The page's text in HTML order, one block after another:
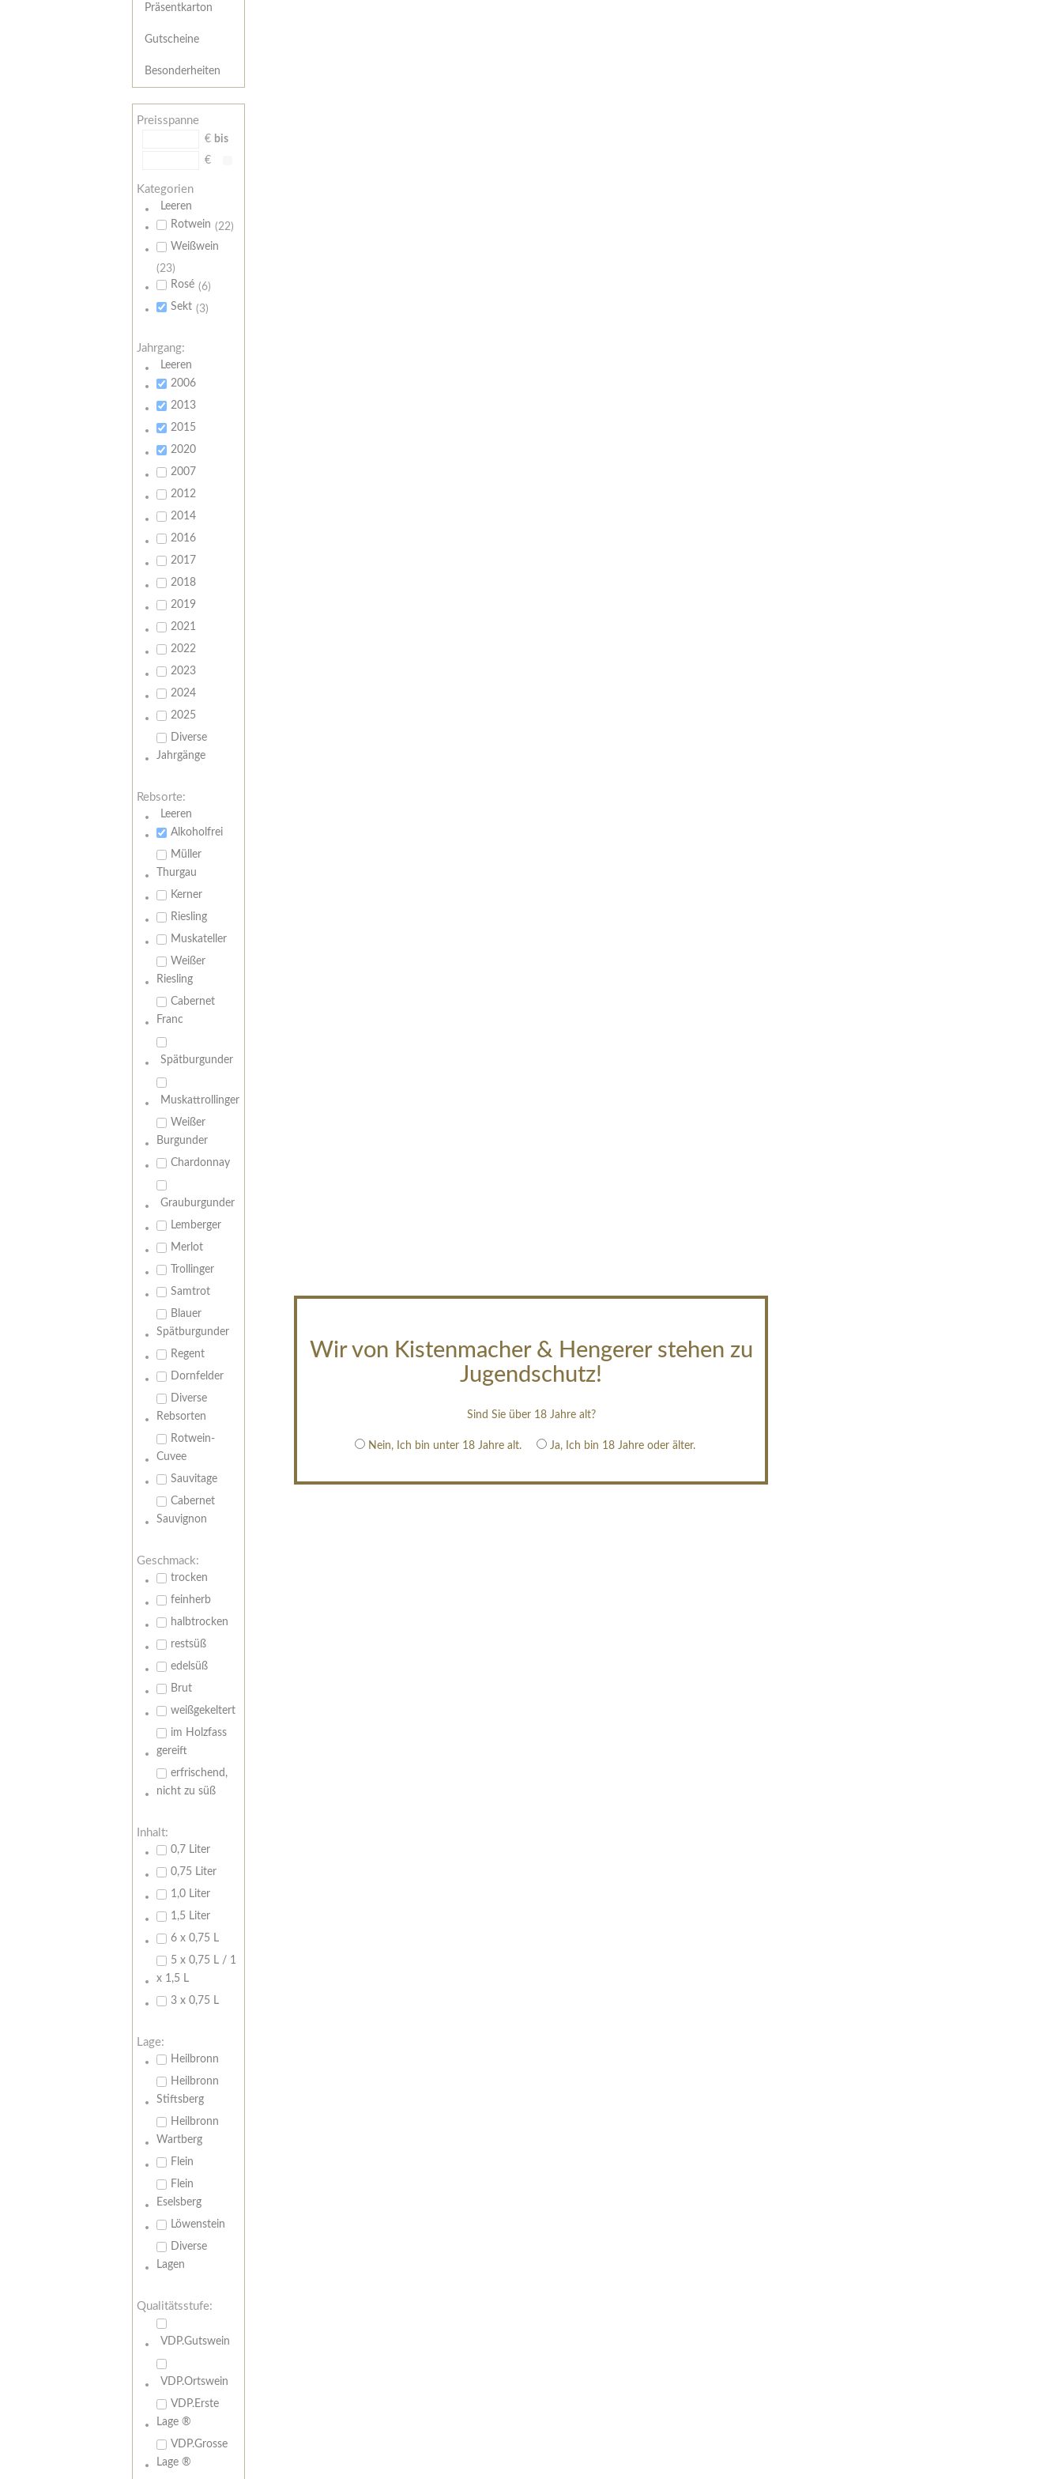
Wir von Kistenmacher & Hengerer stehen zu
Jugendschutz!
Sind Sie über 18 Jahre alt?
Nein, Ich bin unter 18 Jahre alt. Ja, Ich bin 18 Jahre oder älter.
Präsentkarton
Gutscheine
Besonderheiten
Preisspanne
€ bis
€
Kategorien
Leeren
Rotwein (22)
Weißwein
(23)
Rosé (6)
Sekt (3)
Jahrgang:
Leeren
2006
2013
2015
2020
2007
2012
2014
2016
2017
2018
2019
2021
2022
2023
2024
2025
Diverse
Jahrgänge
Rebsorte:
Leeren
Alkoholfrei
Müller
Thurgau
Kerner
Riesling
Muskateller
Weißer
Riesling
Cabernet
Franc
Spätburgunder
Muskattrollinger
Weißer
Burgunder
Chardonnay
Grauburgunder
Lemberger
Merlot
Trollinger
Samtrot
Blauer
Spätburgunder
Regent
Dornfelder
Diverse
Rebsorten
Rotwein-
Cuvee
Sauvitage
Cabernet
Sauvignon
Geschmack:
trocken
feinherb
halbtrocken
restsüß
edelsüß
Brut
weißgekeltert
im Holzfass
gereift
erfrischend,
nicht zu süß
Inhalt:
0,7 Liter
0,75 Liter
1,0 Liter
1,5 Liter
6 x 0,75 L
5 x 0,75 L / 1
x 1,5 L
3 x 0,75 L
Lage:
Heilbronn
Heilbronn
Stiftsberg
Heilbronn
Wartberg
Flein
Flein
Eselsberg
Löwenstein
Diverse
Lagen
Qualitätsstufe:
VDP.Gutswein
VDP.Ortswein
VDP.Erste
Lage ®
VDP.Grosse
Lage ®